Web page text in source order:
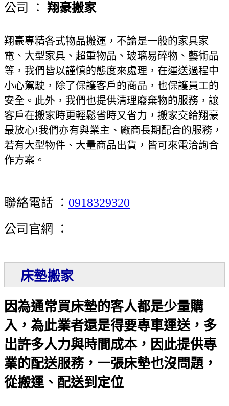
公司 ： 翔豪搬家
翔豪專精各式物品搬運，不論是一般的家具家
電、大型家具、超重物品、玻璃易碎物、藝術品
等，我們皆以謹慎的態度來處理，在運送過程中
小心駕駛，除了保護客戶的商品，也保護員工的
安全。此外，我們也提供清理廢棄物的服務，讓
客戶在搬家時更輕鬆省時又省力，搬家交給翔豪
最放心!我們亦有與業主、廠商長期配合的服務，
若有大型物件、大量商品出貨，皆可來電洽詢合
作方案。
聯絡電話 ： 0918329320
公司官網 ：
床墊搬家
因為通常買床墊的客人都是少量購
入，為此業者還是得要專車運送，多
出許多人力與時間成本，因此提供專
業的配送服務，一張床墊也沒問題，
從搬運、配送到定位